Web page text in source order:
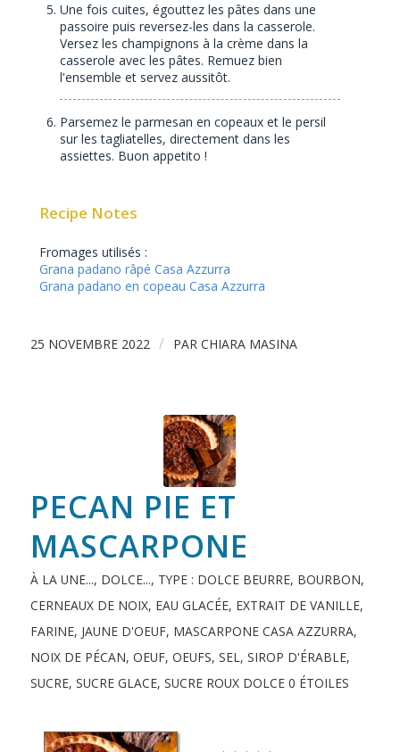
Une fois cuites, égouttez les pâtes dans une
passoire puis reversez-les dans la casserole.
Versez les champignons à la crème dans la
casserole avec les pâtes. Remuez bien
l'ensemble et servez aussitôt.
Parsemez le parmesan en copeaux et le persil
sur les tagliatelles, directement dans les
assiettes. Buon appetito !
Recipe Notes
Fromages utilisés :
Grana padano râpé Casa Azzurra
Grana padano en copeau Casa Azzurra
25 NOVEMBRE 2022 / PAR CHIARA MASINA
PECAN PIE ET
MASCARPONE
À LA UNE..., DOLCE..., TYPE : DOLCE BEURRE, BOURBON,
CERNEAUX DE NOIX, EAU GLACÉE, EXTRAIT DE VANILLE,
FARINE, JAUNE D'OEUF, MASCARPONE CASA AZZURRA,
NOIX DE PÉCAN, OEUF, OEUFS, SEL, SIROP D'ÉRABLE,
SUCRE, SUCRE GLACE, SUCRE ROUX DOLCE 0 ÉTOILES